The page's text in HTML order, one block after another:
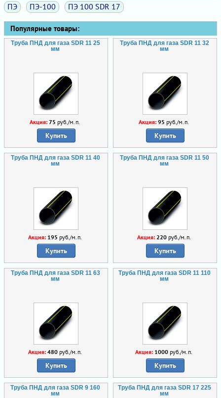
ПЭ ПЭ-100 ПЭ 100 SDR 17
Популярные товары:
Труба ПНД для газа SDR 11 25
мм
Акция: 75 руб./м.п.
Купить
Труба ПНД для газа SDR 11 32
мм
Акция: 95 руб./м.п.
Купить
Труба ПНД для газа SDR 11 40
мм
Акция: 195 руб./м.п.
Купить
Труба ПНД для газа SDR 11 50
мм
Акция: 220руб./м.п.
Купить
Труба ПНД для газа SDR 11 63
мм
Акция: 480руб./м.п.
Купить
Труба ПНД для газа SDR 11 110
мм
Акция: 1000 руб./м.п.
Купить
Труба ПНД для газа SDR 9 160
мм
Труба ПНД для газа SDR 17 225
мм